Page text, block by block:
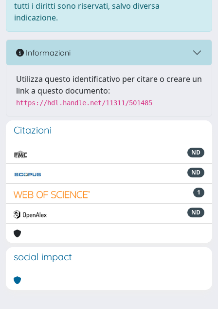
tutti i diritti sono riservati, salvo diversa
indicazione.
Informazioni
Utilizza questo identificativo per citare o creare un
link a questo documento:
https://hdl.handle.net/11311/501485
Citazioni
ND
ND
1
ND
social impact